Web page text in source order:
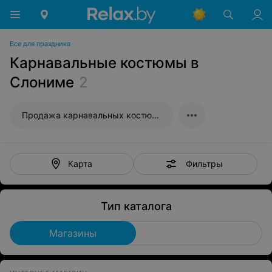
Все для праздника
Карнавальные костюмы в
Слониме 2
Продажа карнавальных костюмов
Карта Фильтры
Тип каталога
Магазины